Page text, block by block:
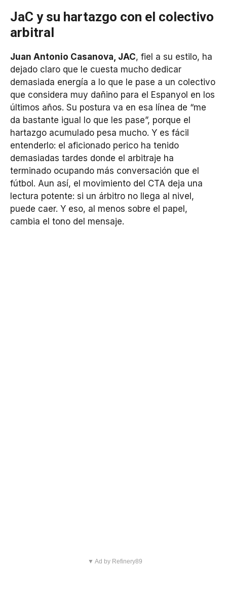
JaC y su hartazgo con el colectivo
arbitral
Juan Antonio Casanova, JAC, fiel a su estilo, ha
dejado claro que le cuesta mucho dedicar
demasiada energía a lo que le pase a un colectivo
que considera muy dañino para el Espanyol en los
últimos años. Su postura va en esa línea de “me
da bastante igual lo que les pase”, porque el
hartazgo acumulado pesa mucho. Y es fácil
entenderlo: el aficionado perico ha tenido
demasiadas tardes donde el arbitraje ha
terminado ocupando más conversación que el
fútbol. Aun así, el movimiento del CTA deja una
lectura potente: si un árbitro no llega al nivel,
puede caer. Y eso, al menos sobre el papel,
cambia el tono del mensaje.
▼ Ad by Refinery89